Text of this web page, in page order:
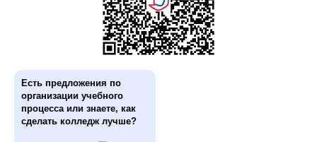
Есть предложения по
организации учебного
процесса или знаете, как
сделать колледж лучше?